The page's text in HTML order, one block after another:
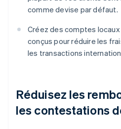
comme devise par défaut.
Créez des comptes
conçus pour réduire les
les transactions
Réduisez les
les contestations